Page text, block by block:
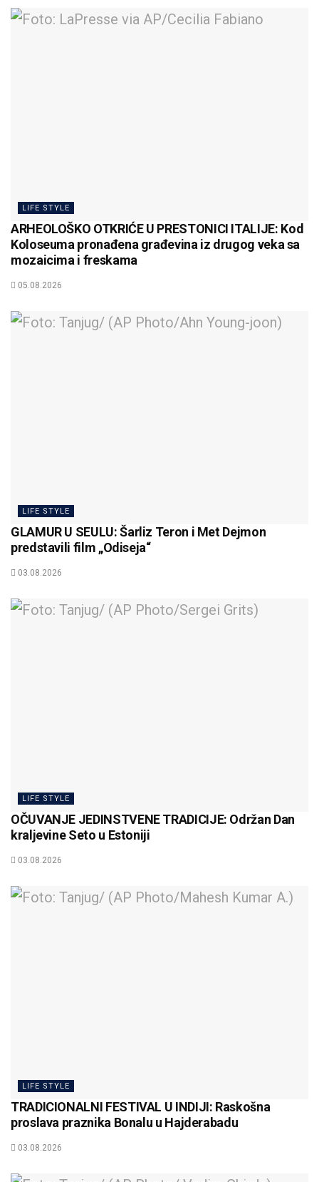
LIFE STYLE
ARHEOLOŠKO OTKRIĆE U PRESTONICI ITALIJE: Kod
Koloseuma pronađena građevina iz drugog veka sa
mozaicima i freskama
05.08.2026
LIFE STYLE
GLAMUR U SEULU: Šarliz Teron i Met Dejmon
predstavili film „Odiseja“
03.08.2026
LIFE STYLE
OČUVANJE JEDINSTVENE TRADICIJE: Održan Dan
kraljevine Seto u Estoniji
03.08.2026
LIFE STYLE
TRADICIONALNI FESTIVAL U INDIJI: Raskošna
proslava praznika Bonalu u Hajderabadu
03.08.2026